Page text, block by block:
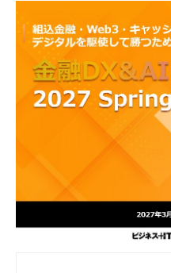
活用事例
ブログ